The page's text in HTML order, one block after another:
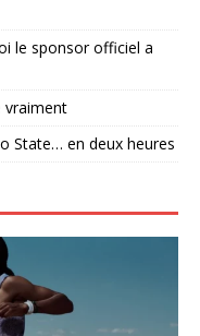
le sponsor officiel a
vraiment
State… en deux heures